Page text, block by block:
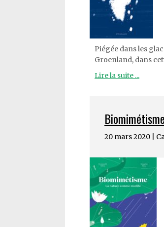
Piégée dans les
Groenland, dans
Lire la suite ...
20 mars 2020 |